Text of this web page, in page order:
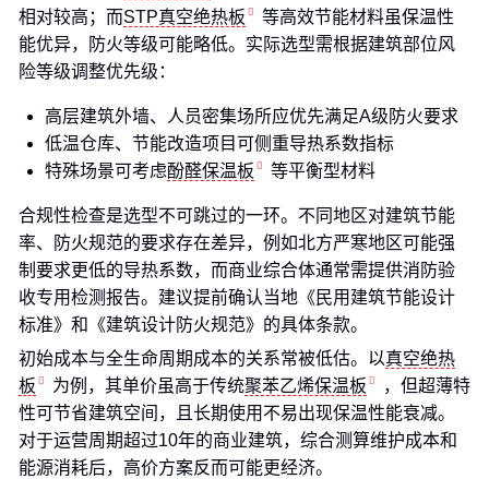
相对较高；而STP真空绝热板
等高效节能材料虽保温性
能优异，防火等级可能略低。实际选型需根据建筑部位风
险等级调整优先级：
高层建筑外墙、人员密集场所应优先满足A级防火要求
低温仓库、节能改造项目可侧重导热系数指标
特殊场景可考虑酚醛保温板 等平衡型材料
合规性检查是选型不可跳过的一环。不同地区对建筑节能
率、防火规范的要求存在差异，例如北方严寒地区可能强
制要求更低的导热系数，而商业综合体通常需提供消防验
收专用检测报告。建议提前确认当地《民用建筑节能设计
标准》和《建筑设计防火规范》的具体条款。
初始成本与全生命周期成本的关系常被低估。以真空绝热
板
为例，其单价虽高于传统聚苯乙烯保温板
，但超薄特
性可节省建筑空间，且长期使用不易出现保温性能衰减。
对于运营周期超过10年的商业建筑，综合测算维护成本和
能源消耗后，高价方案反而可能更经济。